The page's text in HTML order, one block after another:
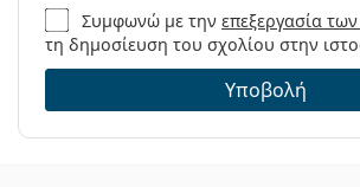
Συμφωνώ με τηνεπεξεργασία
τη δημοσίευση του σχολίου στην
Υποβολή